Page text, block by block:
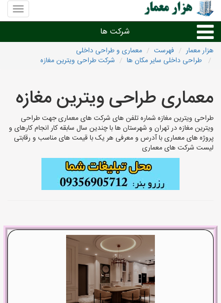
منوی
سایت
معمار
شرکت ها
طراحی داخلی و دکوراسیون داخلی
دیگر امور معماری
شرکت های معماری شهرها
هزار معمار فهرست
معماری و طراحی داخلی
طراحی داخلی سایر مکان ها
شرکت طراحی ویترین مغازه
معماری طراحی ویترین مغازه
طراحی ویترین مغازه شماره تلفن های شرکت های معماری جهت طراحی
ویترین مغازه در تهران و شهرستان ها با چندین سال سابقه کار انجام کارهای و
پروژه های معماری با آدرس و معرفی هر یک با قیمت های مناسب و رقابتی
لیست شرکت های معماری